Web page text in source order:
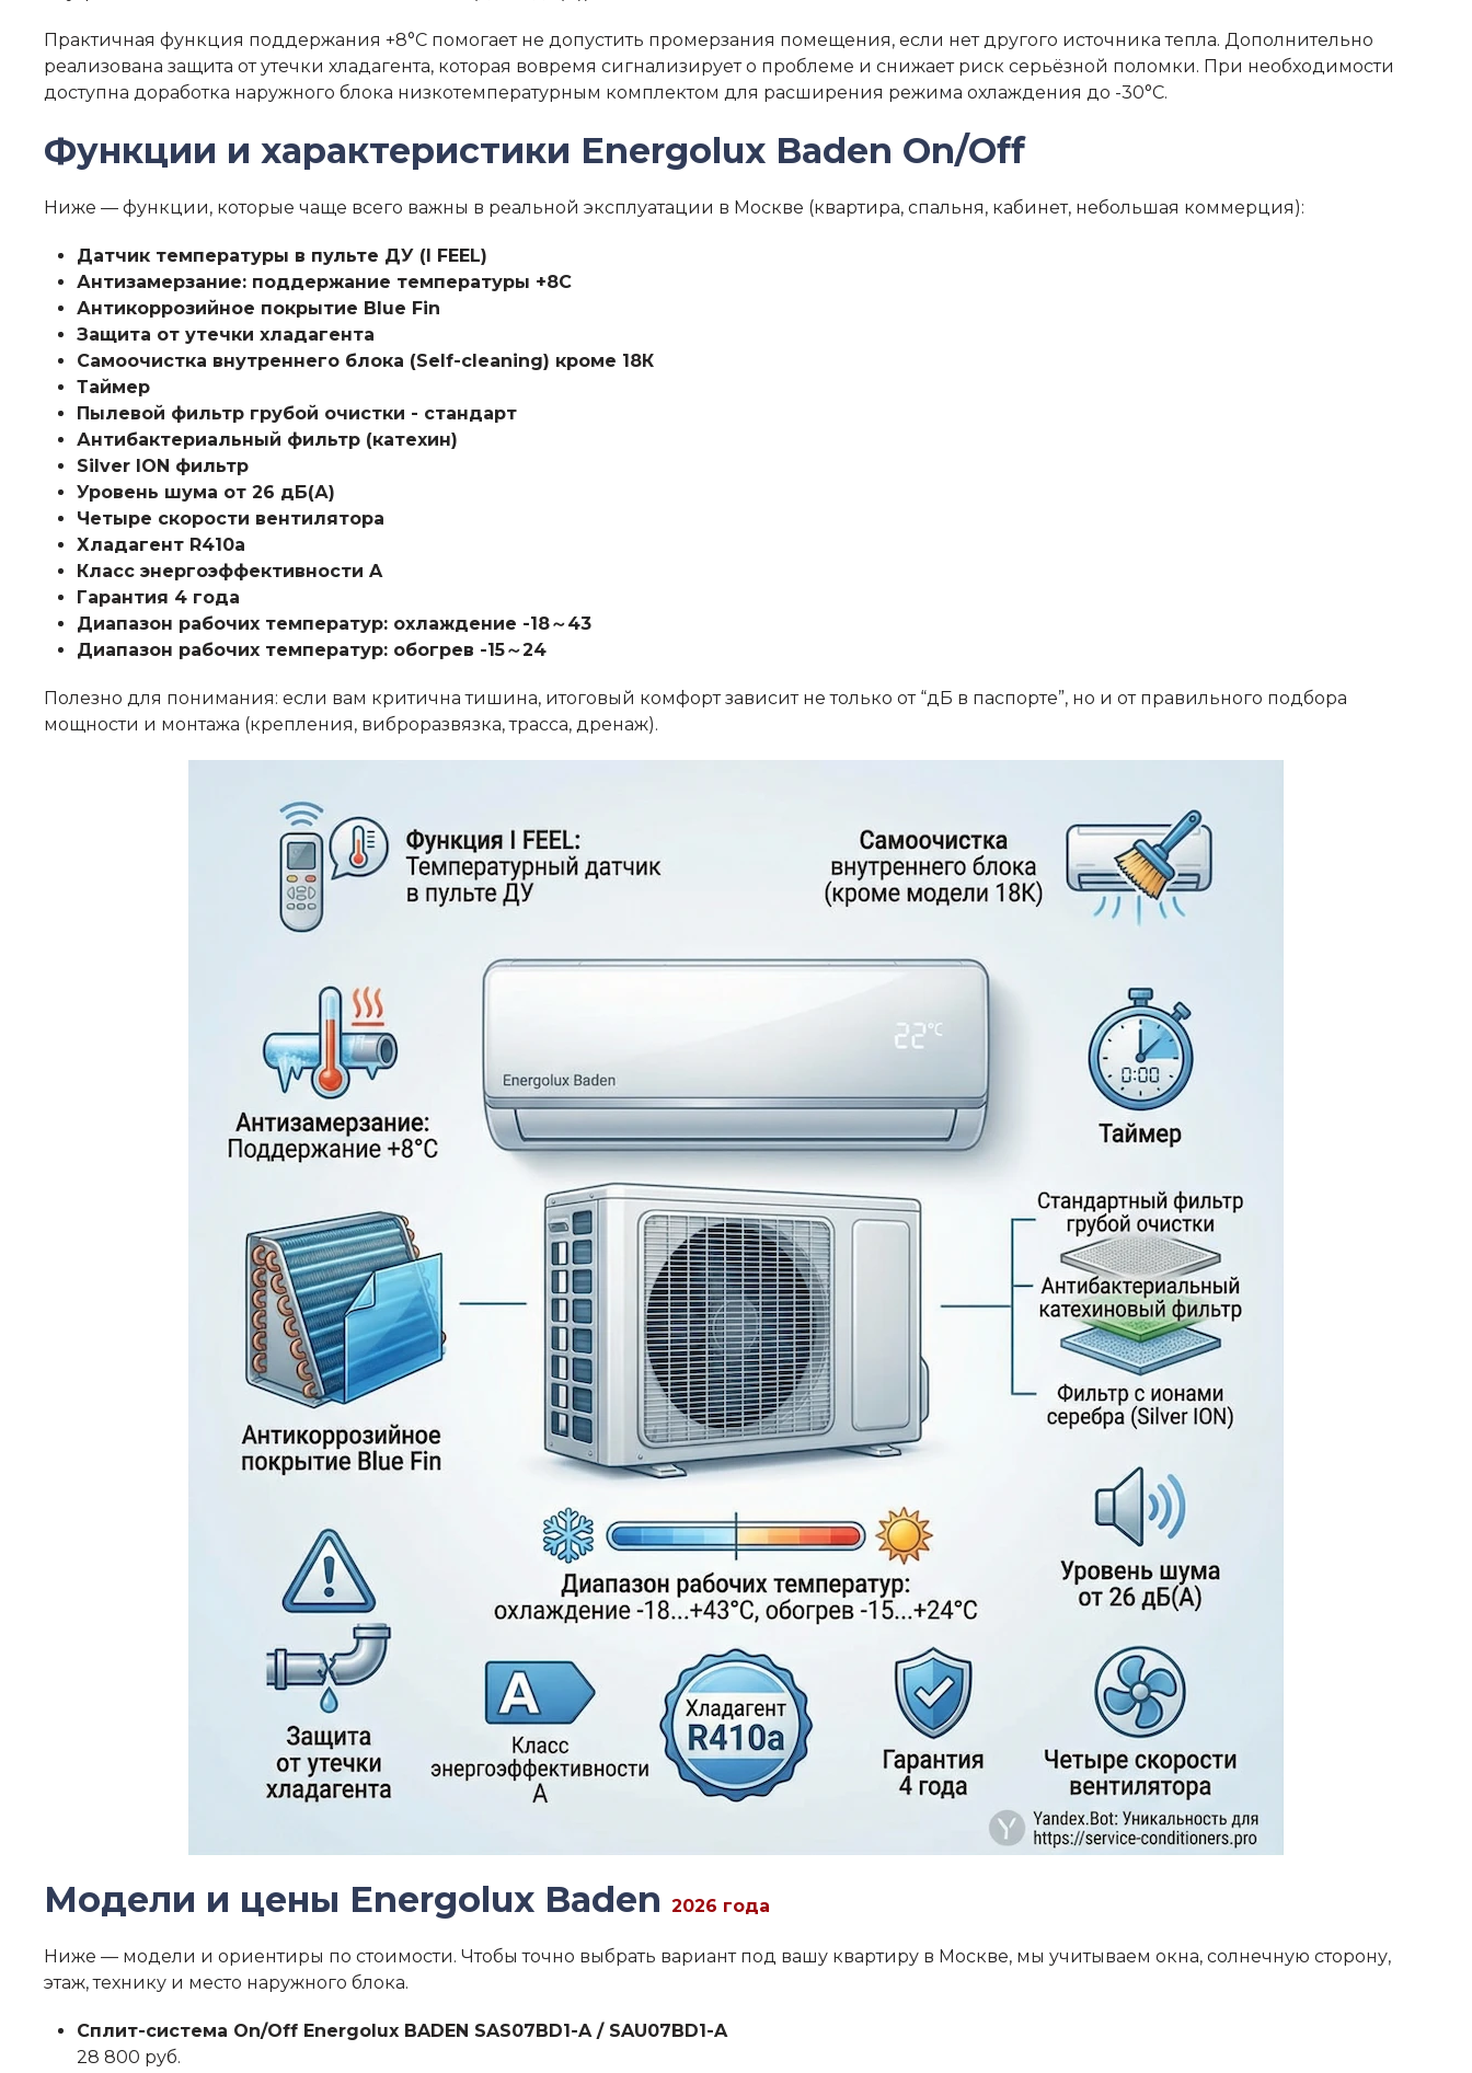
Практичная функция поддержания +8°C помогает не допустить промерзания помещения, если нет другого источника тепла. Дополнительно
реализована защита от утечки хладагента, которая вовремя сигнализирует о проблеме и снижает риск серьёзной поломки. При необходимости
доступна доработка наружного блока низкотемпературным комплектом для расширения режима охлаждения до -30°C.
Функции и характеристики Energolux Baden On/Off
Ниже — функции, которые чаще всего важны в реальной эксплуатации в Москве (квартира, спальня, кабинет, небольшая коммерция):
Датчик температуры в пульте ДУ (I FEEL)
Антизамерзание: поддержание температуры +8C
Антикоррозийное покрытие Blue Fin
Защита от утечки хладагента
Самоочистка внутреннего блока (Self-cleaning) кроме 18К
Таймер
Пылевой фильтр грубой очистки - стандарт
Антибактериальный фильтр (катехин)
Silver ION фильтр
Уровень шума от 26 дБ(А)
Четыре скорости вентилятора
Хладагент R410a
Класс энергоэффективности A
Гарантия 4 года
Диапазон рабочих температур: охлаждение -18～43
Диапазон рабочих температур: обогрев -15～24
Полезно для понимания: если вам критична тишина, итоговый комфорт зависит не только от “дБ в паспорте”, но и от правильного подбора
мощности и монтажа (крепления, виброразвязка, трасса, дренаж).
Модели и цены Energolux Baden 2026 года
Ниже — модели и ориентиры по стоимости. Чтобы точно выбрать вариант под вашу квартиру в Москве, мы учитываем окна, солнечную сторону,
этаж, технику и место наружного блока.
Сплит-система On/Off Energolux BADEN SAS07BD1-A / SAU07BD1-A
28 800 руб.